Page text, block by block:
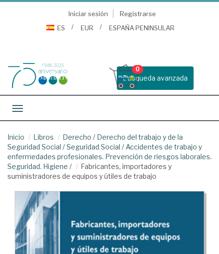
Iniciar sesión
Registrarse
ES
EUR ESPAÑA PENINSULAR
Busqueda avanzada
0
Toggle navigation
Inicio Libros Derecho / Derecho del trabajo y de la
Seguridad Social /Seguridad Social / Accidentes de trabajo y
enfermedades profesionales. Prevención de riesgos laborales.
Seguridad. Higiene /
Fabricantes, importadores y
suministradores de equipos y útiles de trabajo